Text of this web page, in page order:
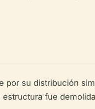
por su distribución
fue